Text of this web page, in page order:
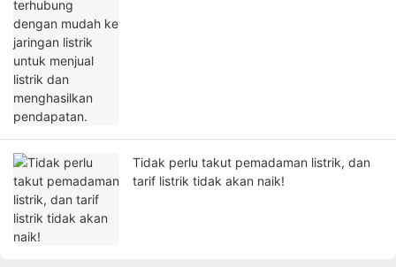
Tidak perlu takut pemadaman listrik, dan
tarif listrik tidak akan naik!